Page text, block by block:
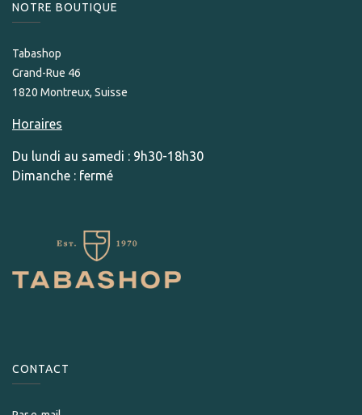
NOTRE BOUTIQUE
Tabashop
Grand-Rue 46
1820 Montreux, Suisse
Horaires
Du lundi au samedi : 9h30-18h30
Dimanche : fermé
CONTACT